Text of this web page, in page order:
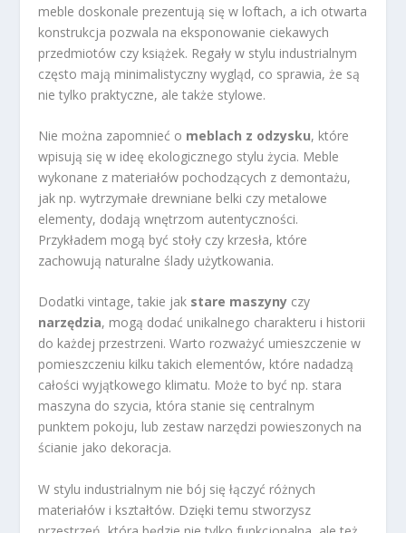
meble doskonale prezentują się w loftach, a ich otwarta
konstrukcja pozwala na eksponowanie ciekawych
przedmiotów czy książek. Regały w stylu industrialnym
często mają minimalistyczny wygląd, co sprawia, że są
nie tylko praktyczne, ale także stylowe.
Nie można zapomnieć o meblach z odzysku, które
wpisują się w ideę ekologicznego stylu życia. Meble
wykonane z materiałów pochodzących z demontażu,
jak np. wytrzymałe drewniane belki czy metalowe
elementy, dodają wnętrzom autentyczności.
Przykładem mogą być stoły czy krzesła, które
zachowują naturalne ślady użytkowania.
Dodatki vintage, takie jak stare maszyny czy
narzędzia, mogą dodać unikalnego charakteru i historii
do każdej przestrzeni. Warto rozważyć umieszczenie w
pomieszczeniu kilku takich elementów, które nadadzą
całości wyjątkowego klimatu. Może to być np. stara
maszyna do szycia, która stanie się centralnym
punktem pokoju, lub zestaw narzędzi powieszonych na
ścianie jako dekoracja.
W stylu industrialnym nie bój się łączyć różnych
materiałów i kształtów. Dzięki temu stworzysz